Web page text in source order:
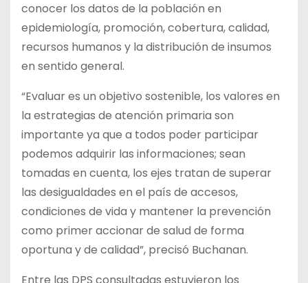
conocer los datos de la población en
epidemiología, promoción, cobertura, calidad,
recursos humanos y la distribución de insumos
en sentido general.
“Evaluar es un objetivo sostenible, los valores en
la estrategias de atención primaria son
importante ya que a todos poder participar
podemos adquirir las informaciones; sean
tomadas en cuenta, los ejes tratan de superar
las desigualdades en el país de accesos,
condiciones de vida y mantener la prevención
como primer accionar de salud de forma
oportuna y de calidad”, precisó Buchanan.